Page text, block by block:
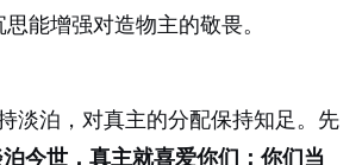
能增强对造物主的敬畏。
淡泊，对真主的分配保持知足。先
今世，真主就喜爱你们；你们当